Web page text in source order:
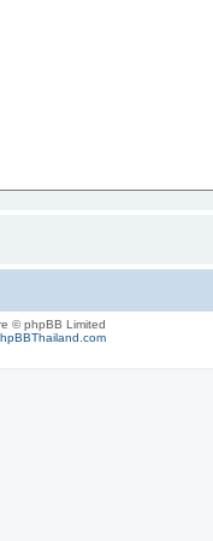
© phpBB Limited